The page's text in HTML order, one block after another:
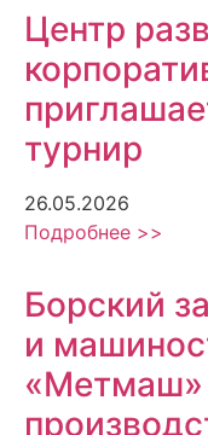
Центр
турнир
26.05.2026
Подробнее >>
Борский
и
«Метмаш»